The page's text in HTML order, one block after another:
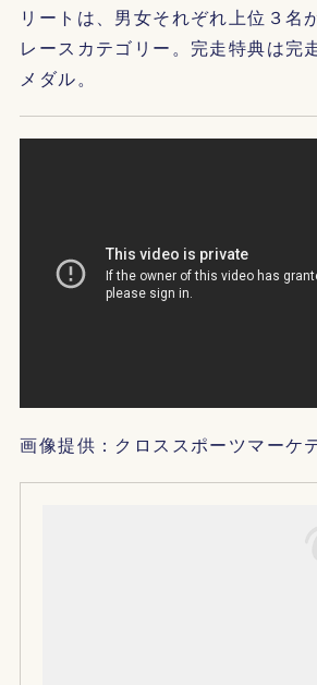
リートは、男女それぞれ上位３名
レースカテゴリー。完走特典は完
メダル。
画像提供：クロススポーツマーケ